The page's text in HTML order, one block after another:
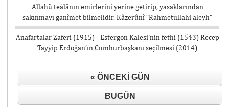
Allahü teâlânın emirlerini yerine getirip, yasaklarından
sakınmayı ganîmet bilmelidir. Kâzerûnî “Rahmetullahi aleyh”
Anafartalar Zaferi (1915) - Estergon Kalesi’nin fethi (1543) Recep
Tayyip Erdoğan’ın Cumhurbaşkanı seçilmesi (2014)
« ÖNCEKI GÜN
BUGÜN